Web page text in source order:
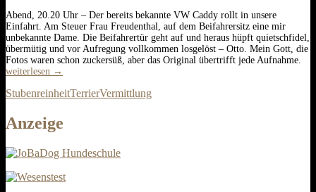
Abend, 20.20 Uhr – Der bereits bekannte VW Caddy rollt in unsere
Einfahrt. Am Steuer Frau Freudenthal, auf dem Beifahrersitz eine mir
unbekannte Dame. Die Beifahrertür geht auf und heraus hüpft quietschfidel,
übermütig und vor Aufregung vollkommen losgelöst – Otto. Mein Gott, die
Fotos waren schon zuckersüß, aber das Original übertrifft jede Aufnahme.
weiterlesen →
StubenreinheitTerrierVermittlung
Anzeige